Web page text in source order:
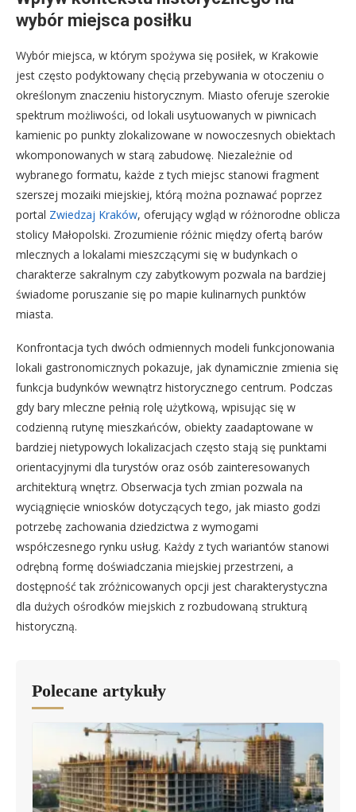
wybór miejsca posiłku
Wybór miejsca, w którym spożywa się posiłek, w Krakowie
jest często podyktowany chęcią przebywania w otoczeniu o
określonym znaczeniu historycznym. Miasto oferuje szerokie
spektrum możliwości, od lokali usytuowanych w piwnicach
kamienic po punkty zlokalizowane w nowoczesnych obiektach
wkomponowanych w starą zabudowę. Niezależnie od
wybranego formatu, każde z tych miejsc stanowi fragment
szerszej mozaiki miejskiej, którą można poznawać poprzez
portal Zwiedzaj Kraków, oferujący wgląd w różnorodne oblicza
stolicy Małopolski. Zrozumienie różnic między ofertą barów
mlecznych a lokalami mieszczącymi się w budynkach o
charakterze sakralnym czy zabytkowym pozwala na bardziej
świadome poruszanie się po mapie kulinarnych punktów
miasta.
Konfrontacja tych dwóch odmiennych modeli funkcjonowania
lokali gastronomicznych pokazuje, jak dynamicznie zmienia się
funkcja budynków wewnątrz historycznego centrum. Podczas
gdy bary mleczne pełnią rolę użytkową, wpisując się w
codzienną rutynę mieszkańców, obiekty zaadaptowane w
bardziej nietypowych lokalizacjach często stają się punktami
orientacyjnymi dla turystów oraz osób zainteresowanych
architekturą wnętrz. Obserwacja tych zmian pozwala na
wyciągnięcie wniosków dotyczących tego, jak miasto godzi
potrzebę zachowania dziedzictwa z wymogami
współczesnego rynku usług. Każdy z tych wariantów stanowi
odrębną formę doświadczania miejskiej przestrzeni, a
dostępność tak zróżnicowanych opcji jest charakterystyczna
dla dużych ośrodków miejskich z rozbudowaną strukturą
historyczną.
Polecane artykuły